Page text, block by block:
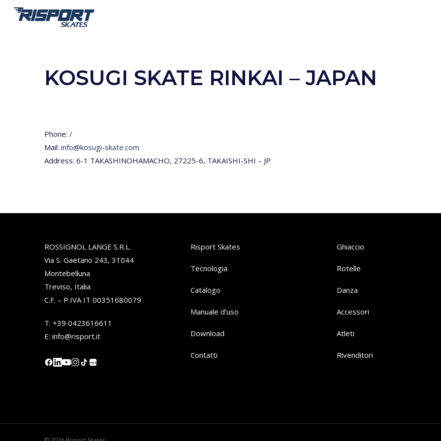
KOSUGI SKATE RINKAI – JAPAN
Phone: /
Mail: info@kosugi-skate.com
Address: 6-1 TAKASHINOHAMACHO, 27225-6, TAKAISHI-SHI – JP
ROSSIGNOL LANGE S.R.L.
Via S. Gaetano 243, 31044
Montebelluna
Treviso, Italia
C.F. – P.IVA IT 00351680079
T: +39 0423616611
E: info@risport.it
小红书
Risport Skates
Tecnologia
Catalogo
Manuale d’uso
Download
Contatti
Ghiaccio
Rotelle
Danza
Accessori
Atleti
Rivenditori